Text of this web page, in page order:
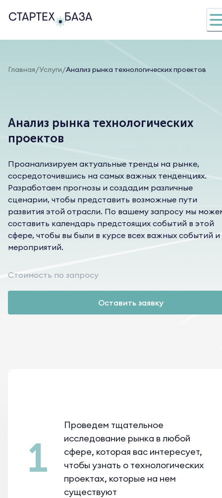
Главная/Услуги/Анализ рынка технологических проектов
Анализ рынка технологических
проектов
Проанализируем актуальные тренды на рынке,
сосредоточившись на самых важных тенденциях.
Разработаем прогнозы и создадим различные
сценарии, чтобы представить возможные пути
развития этой отрасли. По вашему запросу мы
составить календарь предстоящих событий в этой
сфере, чтобы вы были в курсе всех важных событий и
мероприятий.
Cтоимость по запросу
Оставить заявку
1
Проведем тщательное
исследование рынка в любой
сфере, которая вас интересует,
чтобы узнать о технологических
проектах, которые на нем
существуют